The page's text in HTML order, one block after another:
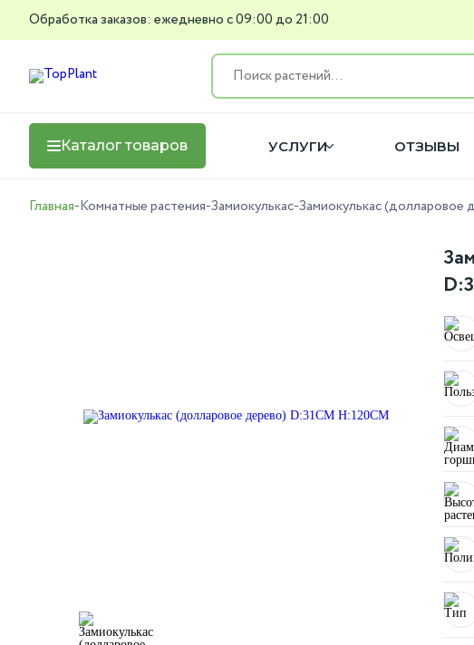
Обработка заказов: ежедневно с 09:00 до 21:00
Каталог товаров УСЛУГИ ОТЗЫВЫ
Главная-Комнатные растения-Замиокулькас-Замиокулькас (долларовое